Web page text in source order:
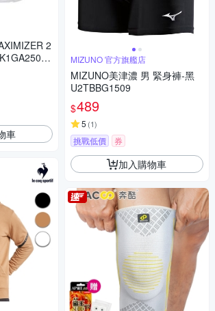
2
車
MIZUNO 官方旗艦店
MIZUNO美津濃 男 緊身褲-黑
U2TBBG1509
$489
5 (1)
挑戰低價 券
加入購物車